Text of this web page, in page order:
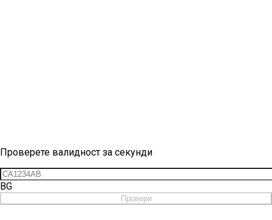
Проверете валидност за секунди
BG
Провери